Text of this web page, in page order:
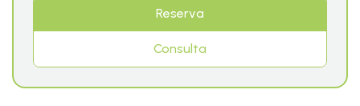
Reserva
Consulta